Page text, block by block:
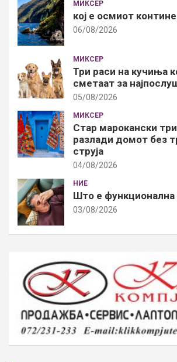
МИКСЕР
кој е осмиот
06/08/2026
МИКСЕР
Три раси на кучиња
сметаат за
05/08/2026
МИКСЕР
Стар марокански
разлади домот без
струја
04/08/2026
НИЕ
Што е функционална
03/08/2026